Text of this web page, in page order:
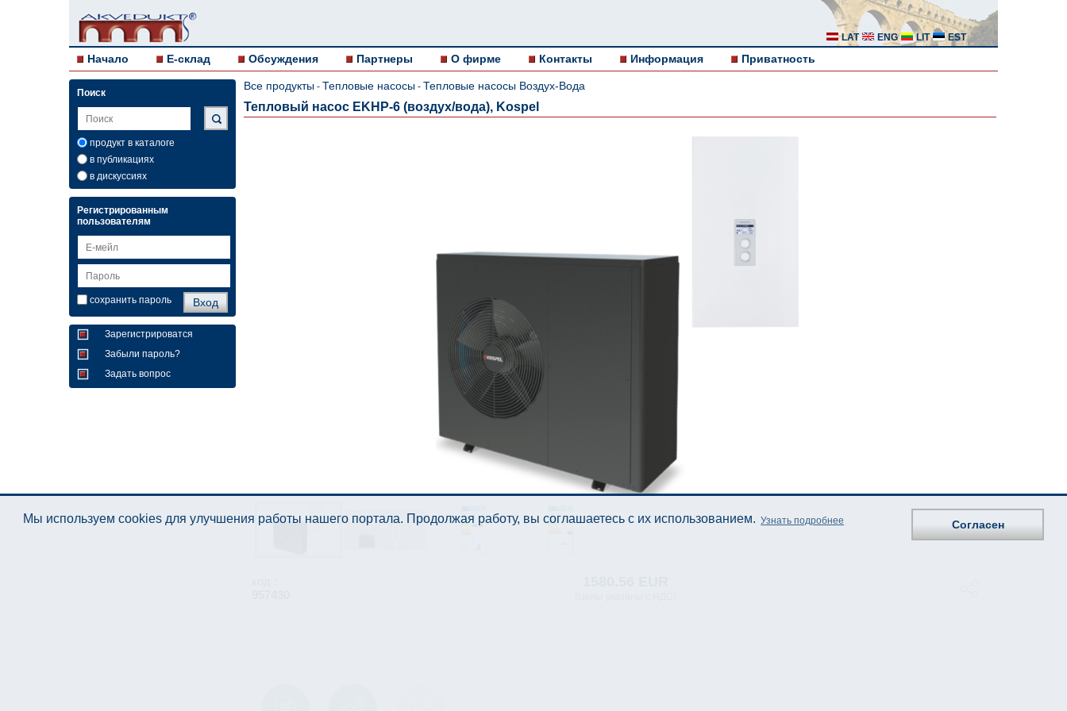
LAT ENG LIT EST
Начало E-склад Обсуждения Партнеры О фирме Контакты Информация Приватность
Поиск
продукт в каталоге
в публикациях
в дискуссиях
Регистрированным
пользователям
сохранить пароль
Зарегистрироватся
Забыли пароль?
Задать вопрос
Все продукты - Тепловые насосы - Тепловые насосы Воздух-Вода
Тепловый насос EKHP-6 (воздух/вода), Kospel
Мы используем cookies для улучшения работы нашего портала. Продолжая работу, вы соглашаетесь с их использованием. Узнать подробнее Согласен